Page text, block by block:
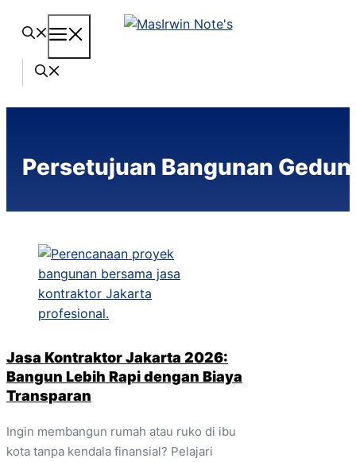
Langsung
Persetujuan Bangunan
Jasa Kontraktor Jakarta 2026:
Bangun Lebih Rapi dengan Biaya
Transparan
Ingin membangun rumah atau ruko di ibu
kota tanpa kendala finansial? Pelajari